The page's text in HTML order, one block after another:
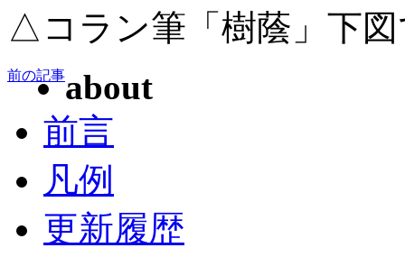
△コラン筆「樹蔭」下
前の記事about
前言
凡例
更新履歴